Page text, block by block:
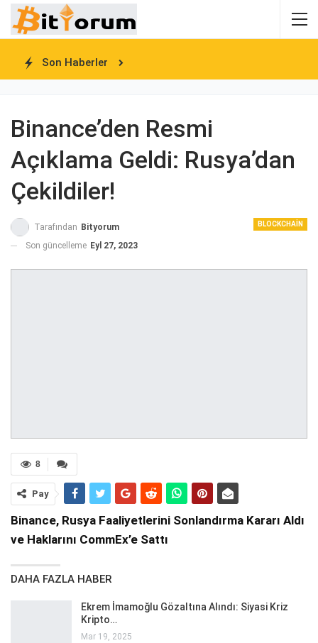
Son Haberler
Binance’den Resmi
Açıklama Geldi: Rusya’dan
Çekildiler!
BLOCKCHAIN
Tarafından Bityorum
Son güncelleme Eyl 27, 2023
8
Pay
Binance, Rusya Faaliyetlerini Sonlandırma Kararı Aldı
ve Haklarını CommEx’e Sattı
DAHA FAZLA HABER
Ekrem İmamoğlu Gözaltına Alındı: Siyasi Kriz
Kripto…
Mar 19, 2025